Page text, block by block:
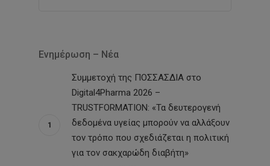
Ενημέρωση – Νέα
Συμμετοχή της ΠΟΣΣΑΣΔΙΑ στο
Digital4Pharma 2026 –
TRUSTFORMATION: «Τα δευτερογενή
δεδομένα υγείας μπορούν να αλλάξουν
τον τρόπο που σχεδιάζεται η πολιτική
για τον σακχαρώδη διαβήτη»